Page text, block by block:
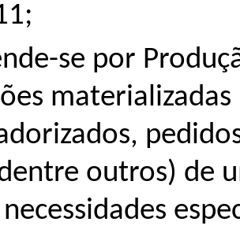
se por
outros) de